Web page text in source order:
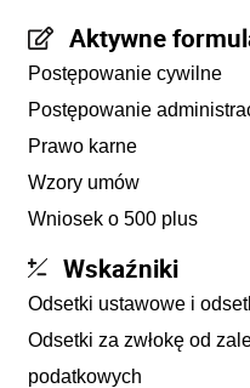
Aktywne
Postępowanie cywilne
Postępowanie
Prawo karne
Wzory umów
Wniosek o 500 plus
Wskaźniki
Odsetki ustawowe i
Odsetki za zwłokę od
podatkowych